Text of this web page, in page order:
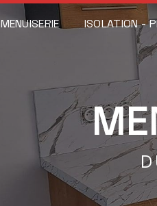
MENUISERIE ISOLATION -